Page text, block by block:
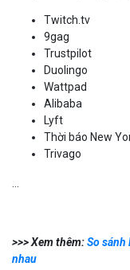
9gag
Trustpilot
Duolingo
Wattpad
Alibaba
Lyft
Thời báo New
Trivago
nhau